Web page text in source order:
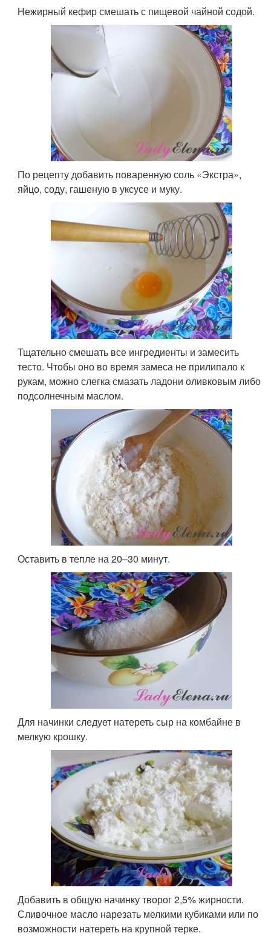
Нежирный кефир смешать с пищевой чайной содой.
По рецепту добавить поваренную соль «Экстра»,
яйцо, соду, гашеную в уксусе и муку.
Тщательно смешать все ингредиенты и замесить
тесто. Чтобы оно во время замеса не прилипало к
рукам, можно слегка смазать ладони оливковым либо
подсолнечным маслом.
Оставить в тепле на 20–30 минут.
Для начинки следует натереть сыр на комбайне в
мелкую крошку.
Добавить в общую начинку творог 2,5% жирности.
Сливочное масло нарезать мелкими кубиками или по
возможности натереть на крупной терке.